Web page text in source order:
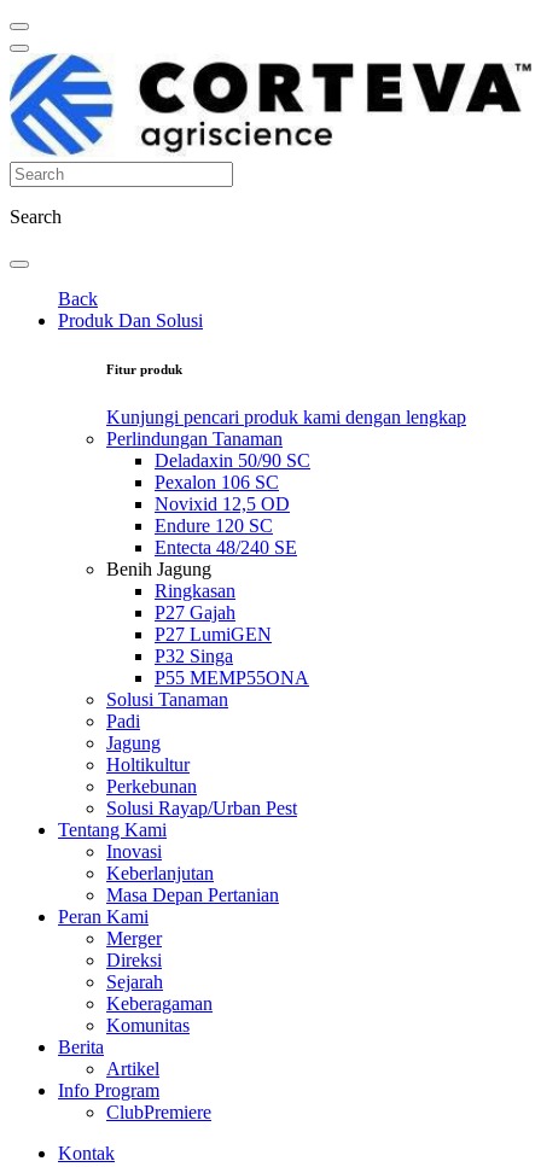
Search
Back
Produk Dan Solusi
Fitur produk
Kunjungi pencari produk kami dengan lengkap
Perlindungan Tanaman
Deladaxin 50/90 SC
Pexalon 106 SC
Novixid 12,5 OD
Endure 120 SC
Entecta 48/240 SE
Benih Jagung
Ringkasan
P27 Gajah
P27 LumiGEN
P32 Singa
P55 MEMP55ONA
Solusi Tanaman
Padi
Jagung
Holtikultur
Perkebunan
Solusi Rayap/Urban Pest
Tentang Kami
Inovasi
Keberlanjutan
Masa Depan Pertanian
Peran Kami
Merger
Direksi
Sejarah
Keberagaman
Komunitas
Berita
Artikel
Info Program
ClubPremiere
Kontak